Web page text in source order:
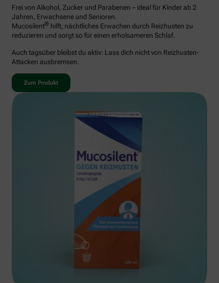
Frei von Alkohol, Zucker und Parabenen – ideal für Kinder ab 2
Jahren, Erwachsene und Senioren.
Mucosilent® hilft, nächtliches Erwachen durch Reizhusten zu
reduzieren und sorgt so für einen erholsameren Schlaf.
Auch tagsüber bleibst du aktiv: Lass dich nicht von Reizhusten-
Attacken ausbremsen.
Zum Produkt